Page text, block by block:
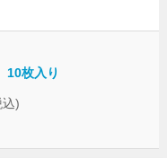
枚入り
込)